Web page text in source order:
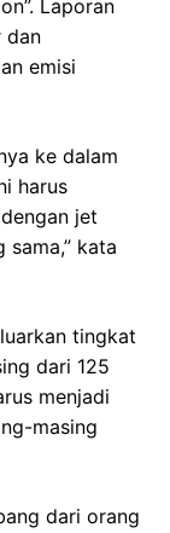
Laporan
dan
emisi
ke dalam
harus
jet
kata
tingkat
dari 125
menjadi
masing
dari orang